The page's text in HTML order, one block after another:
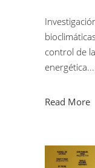
control de
energética.
Read More